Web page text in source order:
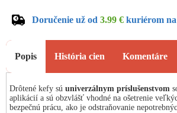
Doručenie už od 3.99 € kuriérom na
Popis História cien Komentáre
Drôtené kefy sú univerzálnym príslušenstvom
aplikácií a sú obzvlášť vhodné na ošetrenie
bezpečnú prácu, ako je odstraňovanie